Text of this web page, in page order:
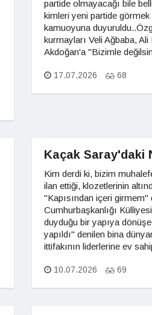
partide olmayacağı bile
kimleri yeni partide
kamuoyuna
kurmayları Veli Ağbaba,
Akdoğan'a "Bizimle
17.07.2026 68
Kaçak Saray'daki
Kim derdi ki, bizim
ilan ettiği, klozetlerinin
"Kapısından içeri
Cumhurbaşkanlığı
duyduğu bir yapıya
yapıldı" denilen bina
ittifakının liderlerine ev
10.07.2026 69